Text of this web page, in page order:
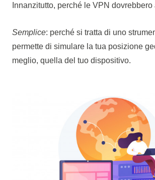
Innanzitutto, perché le VPN dovrebbero
Semplice: perché si tratta di uno
permette di simulare la tua posizione
meglio, quella del tuo dispositivo.